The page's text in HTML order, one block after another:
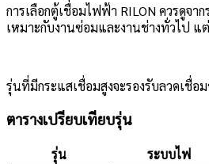
การเลือกตู้เชื่อมไฟฟ้า RILON ควรดูจ
เหมาะกับงานซ่อมและงานช่างทั่วไป แ
รุ่นที่มีกระแสเชื่อมสูงจะรองรับลวดเชื่
ตารางเปรียบเทียบรุ่น
รุ่น ระบบไฟ